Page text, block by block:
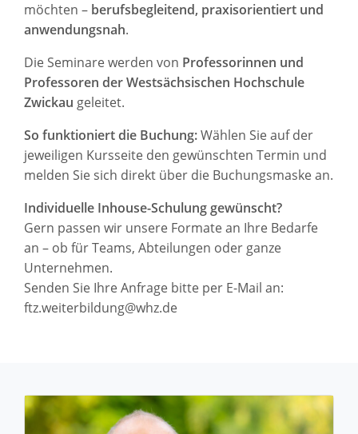
möchten – berufsbegleitend, praxisorientiert und
anwendungsnah.
Die Seminare werden von Professorinnen und
Professoren der Westsächsischen Hochschule
Zwickau geleitet.
So funktioniert die Buchung:Wählen Sie auf der
jeweiligen Kursseite den gewünschten Termin und
melden Sie sich direkt über die Buchungsmaske an.
Individuelle Inhouse-Schulung gewünscht?
Gern passen wir unsere Formate an Ihre Bedarfe
an – ob für Teams, Abteilungen oder ganze
Unternehmen.
Senden Sie Ihre Anfrage bitte per E-Mail an:
ftz.weiterbildung@whz.de